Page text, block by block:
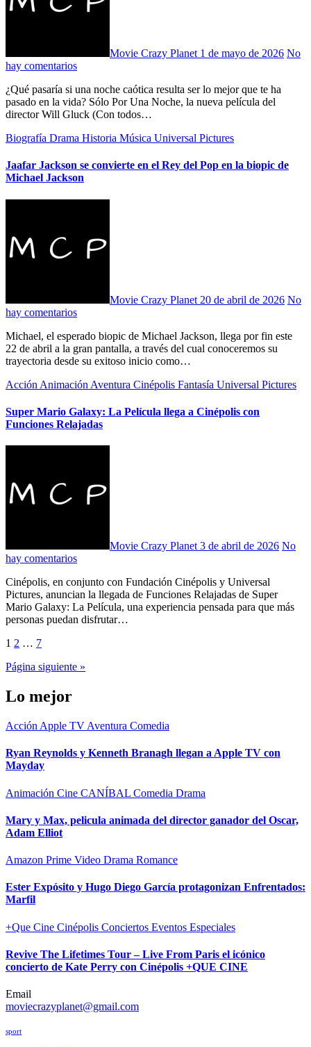
Movie Crazy Planet 1 de mayo de 2026 No
hay comentarios
¿Qué pasaría si una noche caótica resulta ser lo mejor que te ha
pasado en la vida? Sólo Por Una Noche, la nueva película del
director Will Gluck (Con todos…
Biografía Drama Historia Música Universal Pictures
Jaafar Jackson se convierte en el Rey del Pop en la biopic de
Michael Jackson
Movie Crazy Planet 20 de abril de 2026 No
hay comentarios
Michael, el esperado biopic de Michael Jackson, llega por fin este
22 de abril a la gran pantalla, a través del cual conoceremos su
trayectoria desde su exitoso inicio como…
Acción Animación Aventura Cinépolis Fantasía Universal Pictures
Super Mario Galaxy: La Película llega a Cinépolis con
Funciones Relajadas
Movie Crazy Planet 3 de abril de 2026 No
hay comentarios
Cinépolis, en conjunto con Fundación Cinépolis y Universal
Pictures, anuncian la llegada de Funciones Relajadas de Super
Mario Galaxy: La Película, una experiencia pensada para que más
personas puedan disfrutar…
Paginación
de
1 2 … 7
Página siguiente »
Lo mejor
Acción Apple TV Aventura Comedia
Ryan Reynolds y Kenneth Branagh llegan a Apple TV con
Mayday
Animación Cine CANÍBAL Comedia Drama
Mary y Max, pelicula animada del director ganador del Oscar,
Adam Elliot
Amazon Prime Video Drama Romance
Ester Expósito y Hugo Diego García protagonizan Enfrentados:
Marfil
+Que Cine Cinépolis Conciertos Eventos Especiales
Revive The Lifetimes Tour – Live From Paris el icónico
concierto de Kate Perry con Cinépolis +QUE CINE
Email
moviecrazyplanet@gmail.com
sport